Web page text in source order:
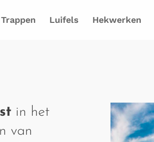
Trappen Luifels Hekwerken
in het
van